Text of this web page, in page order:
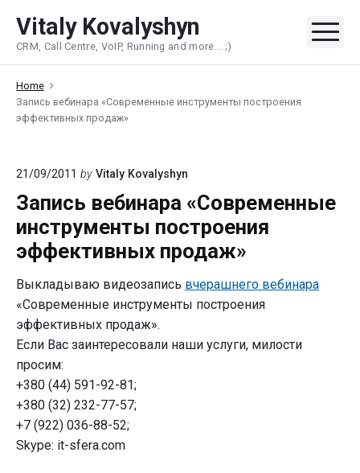
content
Vitaly Kovalyshyn
CRM, Call Centre, VoIP, Running and more... ;)
Home
Запись вебинара «Современные инструменты построения
эффективных продаж»
21/09/2011 by Vitaly Kovalyshyn
Запись вебинара «Современные
инструменты построения
эффективных продаж»
Выкладываю видеозапись вчерашнего вебинара
«Современные инструменты построения
эффективных продаж».
Если Вас заинтересовали наши услуги, милости
просим:
+380 (44) 591-92-81;
+380 (32) 232-77-57;
+7 (922) 036-88-52;
Skype: it-sfera.com